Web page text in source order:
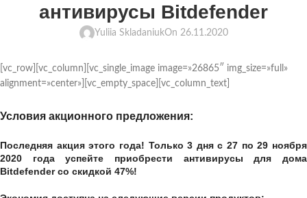
антивирусы Bitdefender
Yuliia SkladaniukOn 26.11.2020
[vc_row][vc_column][vc_single_image image=»26865″ img_size=»full»
alignment=»center»][vc_empty_space][vc_column_text]
Условия акционного предложения:
Последняя акция этого года! Только3 дняс 27 по 29 ноября
2020 годауспейте приобрести антивирусы для дома
Bitdefenderсо скидкой 47%!